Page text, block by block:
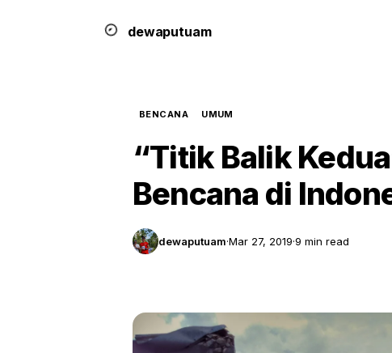
dewaputuam
BENCANA UMUM
“Titik Balik
Bencana di
dewaputuam·Mar 27, 2019·9 min read